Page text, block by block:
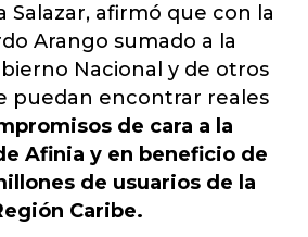
Salazar, afirmó que con la
Arango sumado a la
Nacional y de otros
puedan encontrar reales
de cara a la
Afinia y en beneficio de
de usuarios de la
Caribe.